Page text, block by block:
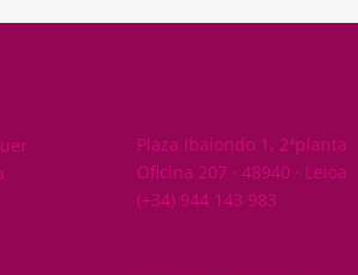
Plaza Ibaiondo 1, 2ªplanta
Oficina 207 · 48940 · Leioa
(+34) 944 143 983